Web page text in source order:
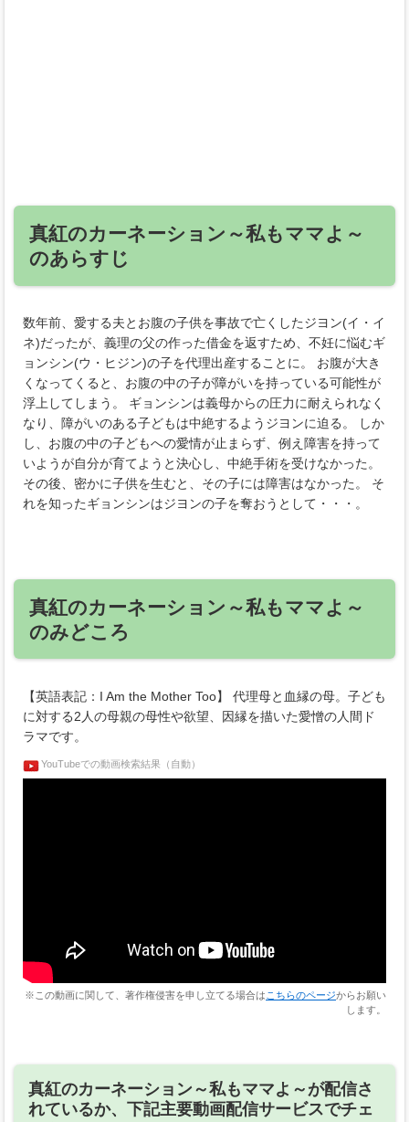
真紅のカーネーション～私もママよ～
のあらすじ
数年前、愛する夫とお腹の子供を事故で亡くしたジヨン(イ・イ
ネ)だったが、義理の父の作った借金を返すため、不妊に悩むギ
ョンシン(ウ・ヒジン)の子を代理出産することに。 お腹が大き
くなってくると、お腹の中の子が障がいを持っている可能性が
浮上してしまう。 ギョンシンは義母からの圧力に耐えられなく
なり、障がいのある子どもは中絶するようジヨンに迫る。 しか
し、お腹の中の子どもへの愛情が止まらず、例え障害を持って
いようが自分が育てようと決心し、中絶手術を受けなかった。
その後、密かに子供を生むと、その子には障害はなかった。 そ
れを知ったギョンシンはジヨンの子を奪おうとして・・・。
真紅のカーネーション～私もママよ～
のみどころ
【英語表記：I Am the Mother Too】 代理母と血縁の母。子ども
に対する2人の母親の母性や欲望、因縁を描いた愛憎の人間ド
ラマです。
YouTubeでの動画検索結果（自動）
※この動画に関して、著作権侵害を申し立てる場合は こちらのページからお願い
します。
真紅のカーネーション～私もママよ～が配信さ
れているか、下記主要動画配信サービスでチェ